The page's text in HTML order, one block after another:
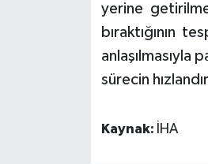
yerine
bıraktığının
anlaşılmasıyla
sürecin
Kaynak: İHA